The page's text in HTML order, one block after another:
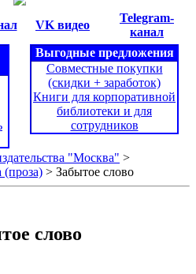
VK видео
Telegram-
канал
Выгодные предложения
Совместные покупки
(скидки + заработок)
Книги для корпоративной
библиотеки и для
сотрудников
"Москва" >
(проза) > Забытое слово
слово